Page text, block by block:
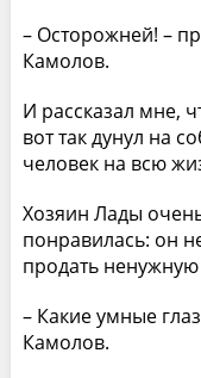
– Осторожней! –
Камолов.
И рассказал мне,
вот так дунул на
человек на всю
Хозяин Лады
понравилась: он
продать ненужную
– Какие умные
Камолов.